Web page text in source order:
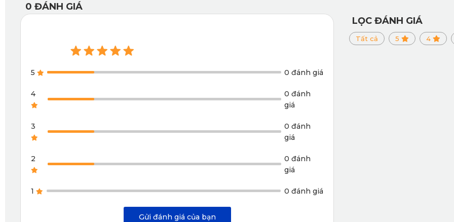
Thảm lót sàn ô tô Kia Xceed màu đen ghế phụ
0 ĐÁNH GIÁ
5 0 đánh giá
4
0 đánh
giá
3
0 đánh
giá
2
0 đánh
giá
1 0 đánh giá
Gửi đánh giá của bạn
LỌC ĐÁNH GIÁ
Tất cả 5 4